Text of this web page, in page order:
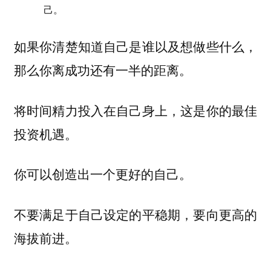
己。
如果你清楚知道自己是谁以及想做些什么，
那么你离成功还有一半的距离。
将时间精力投入在自己身上，这是你的最佳
投资机遇。
你可以创造出一个更好的自己。
不要满足于自己设定的平稳期，要向更高的
海拔前进。